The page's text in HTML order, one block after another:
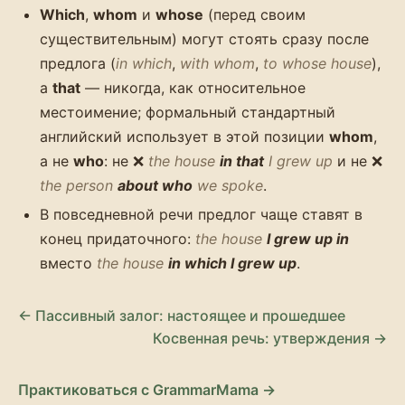
Which, whom и whose (перед своим
существительным) могут стоять сразу после
предлога (in which, with whom, to whose house),
а that — никогда, как относительное
местоимение; формальный стандартный
английский использует в этой позиции whom,
а не who: не ❌ the house in thatI grew up и не ❌
the person about who we spoke.
В повседневной речи предлог чаще ставят в
конец придаточного: the house I grew up in
вместо the house in which I grew up.
← Пассивный залог: настоящее и прошедшее
Косвенная речь: утверждения →
Практиковаться с GrammarMama →